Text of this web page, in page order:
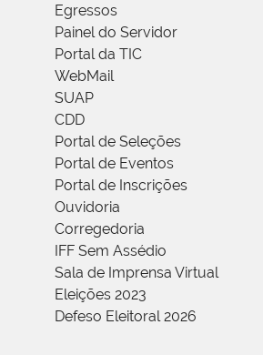
Egressos
Painel do Servidor
Portal da TIC
WebMail
SUAP
CDD
Portal de Seleções
Portal de Eventos
Portal de Inscrições
Ouvidoria
Corregedoria
IFF Sem Assédio
Sala de Imprensa Virtual
Eleições 2023
Defeso Eleitoral 2026